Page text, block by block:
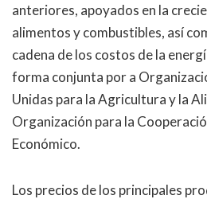
anteriores, apoyados en la
alimentos y combustibles, así
cadena de los costos de la
forma conjunta por a
Unidas para la Agricultura y la
Organización para la
Económico.
Los precios de los principales